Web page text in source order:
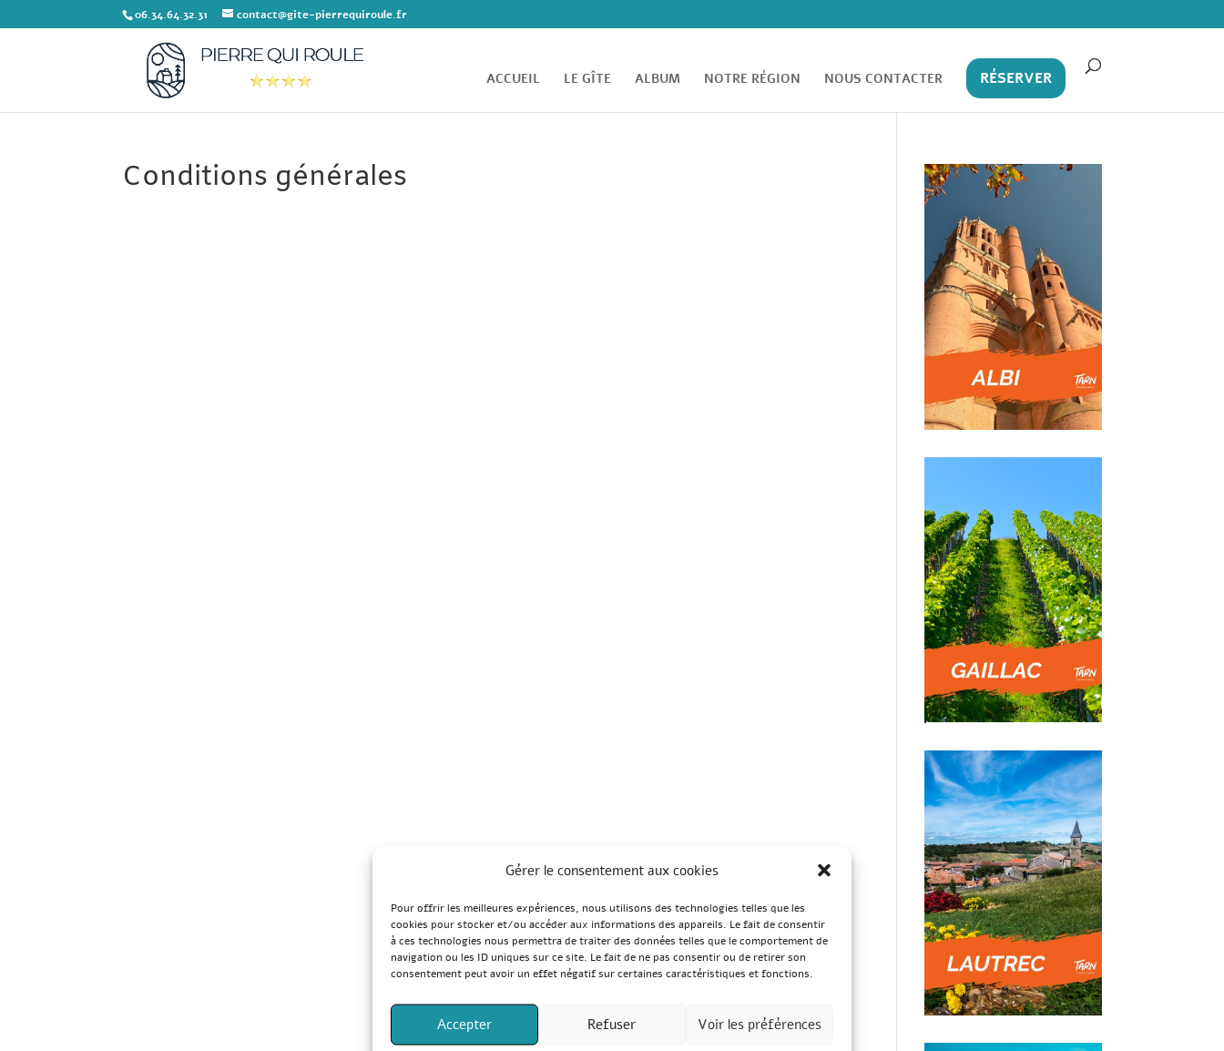
Gérer le consentement aux cookies
Pour offrir les meilleures expériences, nous utilisons des technologies telles que les
cookies pour stocker et/ou accéder aux informations des appareils. Le fait de consentir
à ces technologies nous permettra de traiter des données telles que le comportement de
navigation ou les ID uniques sur ce site. Le fait de ne pas consentir ou de retirer son
consentement peut avoir un effet négatif sur certaines caractéristiques et fonctions.
Accepter Refuser Voir les préférences
06.34.64.32.31 contact@gite-pierrequiroule.fr
ACCUEIL LE GÎTE ALBUM NOTRE RÉGION NOUS CONTACTER RÉSERVER
Conditions générales